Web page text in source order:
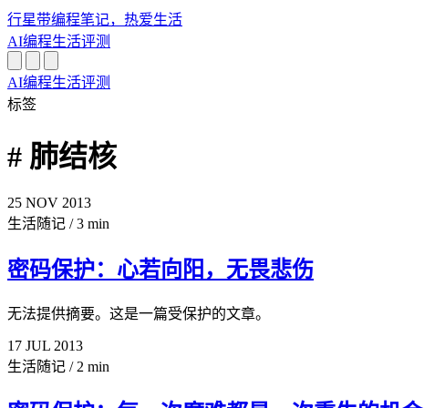
行星带编程笔记，热爱生活
AI编程生活评测
AI编程生活评测
标签
# 肺结核
25 NOV 2013
生活随记 / 3 min
密码保护：心若向阳，无畏悲伤
无法提供摘要。这是一篇受保护的文章。
17 JUL 2013
生活随记 / 2 min